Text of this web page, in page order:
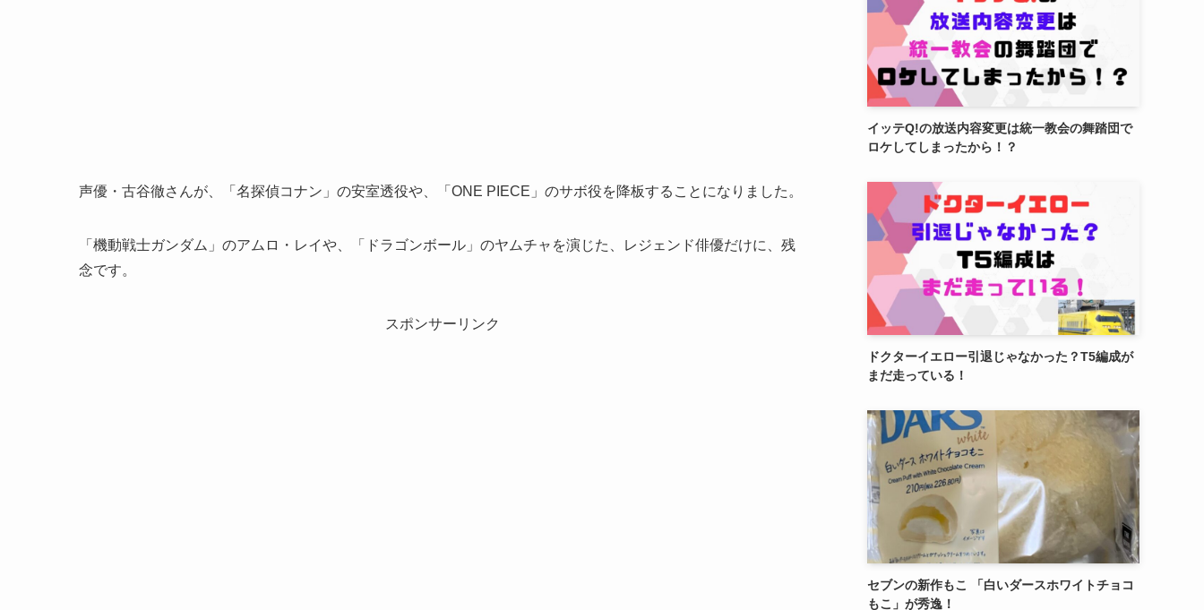
声優・古谷徹さんが、「名探偵コナン」の安室透役や、「ONE PIECE」のサボ役を降板することになりました。
「機動戦士ガンダム」のアムロ・レイや、「ドラゴンボール」のヤムチャを演じた、レジェンド俳優だけに、残
念です。
スポンサーリンク
イッテQ!の放送内容変更は統一教会の舞踏団で
ロケしてしまったから！？
ドクターイエロー引退じゃなかった？T5編成が
まだ走っている！
セブンの新作もこ 「白いダースホワイトチョコ
もこ」が秀逸！